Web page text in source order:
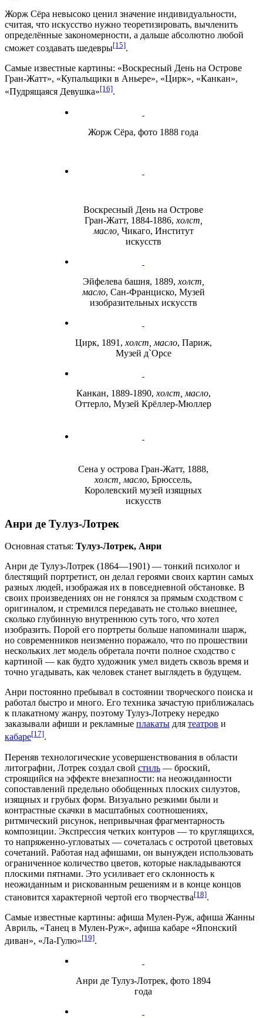
Жорж Сёра невысоко ценил значение индивидуальности,
считая, что искусство нужно теоретизировать, вычленить
определённые закономерности, а дальше абсолютно любой
сможет создавать шедевры[15].
Самые известные картины: «Воскресный День на Острове
Гран-Жатт», «Купальщики в Аньере», «Цирк», «Канкан»,
«Пудрящаяся Девушка»[16].
Жорж Сёра, фото 1888 года
Воскресный День на Острове
Гран-Жатт, 1884-1886, холст,
масло, Чикаго, Институт
искусств
Эйфелева башня, 1889, холст,
масло, Сан-Франциско, Музей
изобразительных искусств
Цирк, 1891, холст, масло, Париж,
Музей д`Орсе
Канкан, 1889-1890, холст, масло,
Оттерло, Музей Крёллер-Мюллер
Сена у острова Гран-Жатт, 1888,
холст, масло, Брюссель,
Королевский музей изящных
искусств
Анри де Тулуз-Лотрек
Основная статья: Тулуз-Лотрек, Анри
Анри де Тулуз-Лотрек (1864—1901) — тонкий психолог и
блестящий портретист, он делал героями своих картин самых
разных людей, изображая их в повседневной обстановке. В
своих произведениях он не гонялся за прямым сходством с
оригиналом, и стремился передавать не столько внешнее,
сколько глубинную внутреннюю суть того, что хотел
изобразить. Порой его портреты больше напоминали шарж,
но современников неизменно поражало, что по прошествии
нескольких лет модель обретала почти полное сходство с
картиной — как будто художник умел видеть сквозь время и
точно угадывать, как человек станет выглядеть в будущем.
Анри постоянно пребывал в состоянии творческого поиска и
работал быстро и много. Его техника зачастую приближалась
к плакатному жанру, поэтому Тулуз-Лотреку нередко
заказывали афиши и рекламные плакаты для театров и
кабаре[17].
Переняв технологические усовершенствования в области
литографии, Лотрек создал свой стиль — броский,
строящийся на эффекте внезапности: на неожиданности
сопоставлений предельно обобщенных плоских силуэтов,
изящных и грубых форм. Визуально резкими были и
контрастные скачки в масштабных соотношениях,
ритмический рисунок, непривычная фрагментарность
композиции. Экспрессия четких контуров — то круглящихся,
то напряженно-угловатых — сочеталась с остротой цветовых
сочетаний. Работая над афишами, он вынужден использовать
ограниченное количество цветов, которые накладываются
плоскими пятнами. Это усиливает его склонность к
неожиданным и рискованным решениям и в конце концов
становится характерной чертой его творчества[18].
Самые известные картины: афиша Мулен-Руж, афиша Жанны
Авриль, «Танец в Мулен-Руж», афиша кабаре «Японский
диван», «Ла-Гулю»[19].
Анри де Тулуз-Лотрек, фото 1894
года